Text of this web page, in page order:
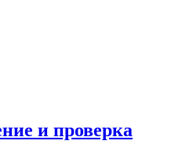
и проверка